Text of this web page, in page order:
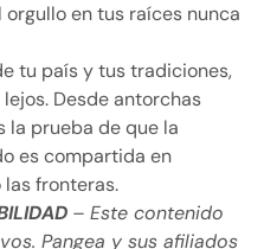
en tus raíces nunca
tu país y tus tradiciones,
Desde antorchas
la prueba de que la
es compartida en
fronteras.
– Este contenido
Pangea y sus afiliados